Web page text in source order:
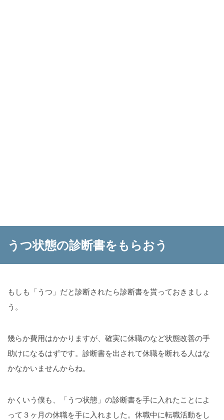
うつ状態の診断書をもらおう
もしも「うつ」だと診断されたら診断書を貰っておきましょ
う。
幾らか費用はかかりますが、確実に休職のなど状態改善の手
助けになるはずです。診断書を出されて休職を断れる人はな
かなかいませんからね。
かくいう僕も、「うつ状態」の診断書を手に入れたことによ
って３ヶ月の休職を手に入れました。休職中に転職活動をし